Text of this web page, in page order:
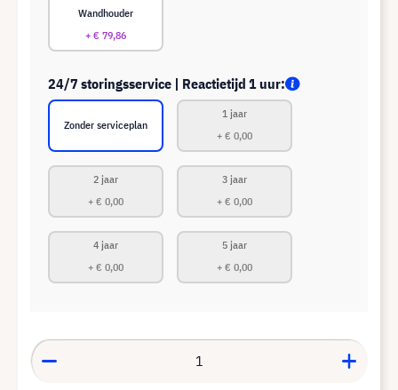
Wandhouder
+ € 79,86
24/7 storingsservice | Reactietijd 1 uur:
Zonder serviceplan
1 jaar
+ € 0,00
2 jaar
+ € 0,00
3 jaar
+ € 0,00
4 jaar
+ € 0,00
5 jaar
+ € 0,00